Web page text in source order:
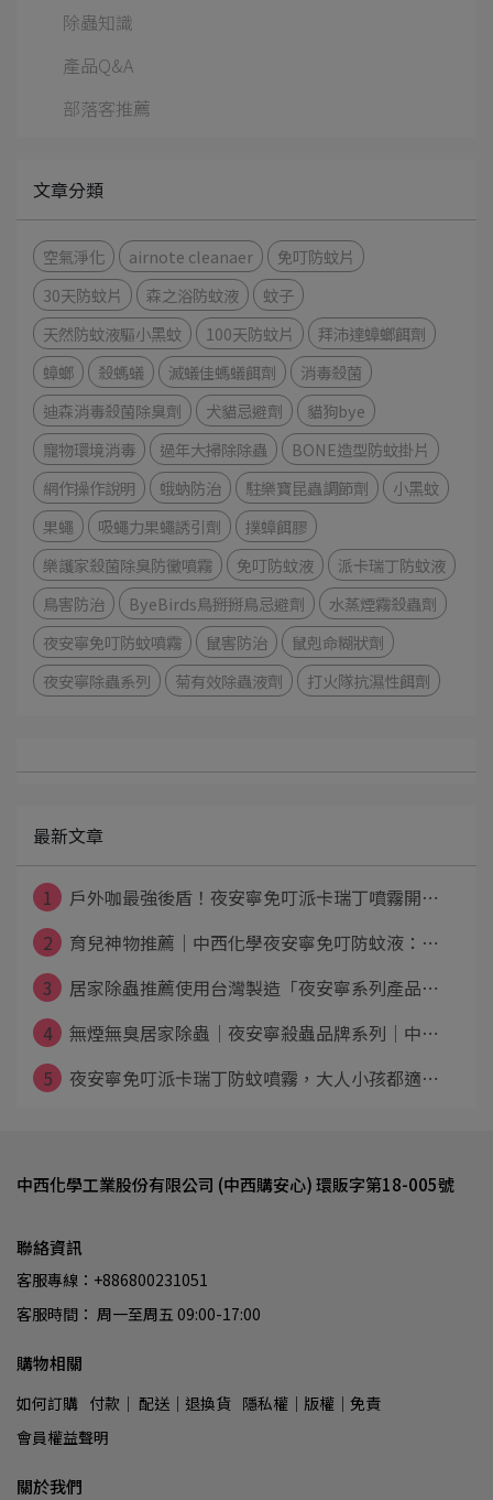
除蟲知識
產品Q&A
部落客推薦
文章分類
空氣淨化 airnote cleanaer
免叮防蚊片
30天防蚊片
森之浴防蚊液
蚊子
天然防蚊液驅小黑蚊
100天防蚊片
拜沛達蟑螂餌劑
蟑螂
殺螞蟻 滅蟻佳螞蟻餌劑
消毒殺菌
迪森消毒殺菌除臭劑
犬貓忌避劑
貓狗bye
寵物環境消毒
過年大掃除除蟲
BONE造型防蚊掛片
網作操作說明
蛾蚋防治 駐樂寶昆蟲調節劑
小黑蚊
果蠅
吸蠅力果蠅誘引劑
撲蟑餌膠
樂護家殺菌除臭防黴噴霧
免叮防蚊液
派卡瑞丁防蚊液
鳥害防治
ByeBirds鳥掰掰鳥忌避劑
水蒸煙霧殺蟲劑
夜安寧免叮防蚊噴霧
鼠害防治
鼠剋命糊狀劑
夜安寧除蟲系列
菊有效除蟲液劑 打火隊抗濕性餌劑
最新文章
1
戶外咖最強後盾！夜安寧免叮派卡瑞丁噴霧開⋯
2
育兒神物推薦｜中西化學夜安寧免叮防蚊液：⋯
3
居家除蟲推薦使用台灣製造「夜安寧系列產品⋯
4
無煙無臭居家除蟲│夜安寧殺蟲品牌系列│中⋯
5
夜安寧免叮派卡瑞丁防蚊噴霧，大人小孩都適⋯
中西化學工業股份有限公司 (中西購安心) 環販字第18-005號
聯絡資訊
客服專線：+886800231051
客服時間： 周一至周五 09:00-17:00
購物相關
如何訂購 付款│ 配送│退換貨 隱私權│版權│免責
會員權益聲明
關於我們